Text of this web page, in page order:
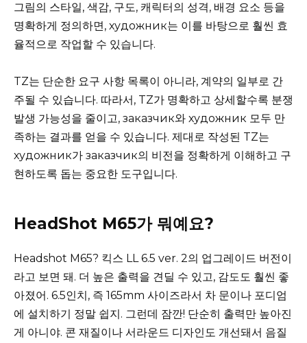
그림의 스타일, 색감, 구도, 캐릭터의 성격, 배경 요소 등을
명확하게 정의하면, художник는 이를 바탕으로 훨씬 효
율적으로 작업할 수 있습니다.
TZ는 단순한 요구 사항 목록이 아니라, 계약의 일부로 간
주될 수 있습니다. 따라서, TZ가 명확하고 상세할수록 분쟁
발생 가능성을 줄이고, заказчик와 художник 모두 만
족하는 결과를 얻을 수 있습니다. 제대로 작성된 TZ는
художник가 заказчик의 비전을 정확하게 이해하고 구
현하도록 돕는 중요한 도구입니다.
HeadShot M65가 뭐예요?
Headshot M65? 킥스 LL 6.5 ver. 2의 업그레이드 버전이
라고 보면 돼. 더 높은 출력을 견딜 수 있고, 감도도 훨씬 좋
아졌어. 6.5인치, 즉 165mm 사이즈라서 차 문이나 포디엄
에 설치하기 정말 쉽지. 그런데 잠깐! 단순히 출력만 높아진
게 아니야. 콘 재질이나 서라운드 디자인도 개선돼서 음질